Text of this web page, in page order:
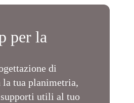
per la
di
la tua planimetria,
supporti utili al tuo